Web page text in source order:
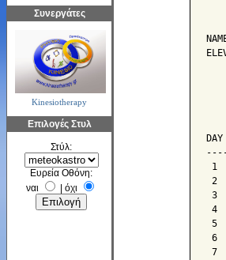
Συνεργάτες
Kinesiotherapy
Επιλογές Στυλ
Στύλ:
Ευρεία Οθόνη:
ναι
όχι
1
2
3
4
5
6
7